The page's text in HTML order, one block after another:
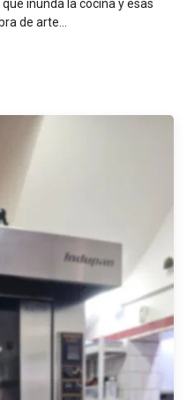
inunda la cocina y esas
de arte...